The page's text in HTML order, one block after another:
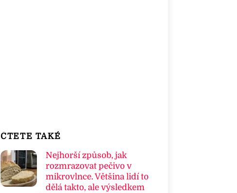
ČTETE TAKÉ
Nejhorší způsob, jak
rozmrazovat pečivo v
mikrovlnce. Většina lidí to
dělá takto, ale výsledkem